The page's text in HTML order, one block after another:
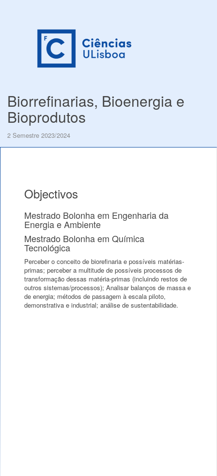
Biorrefinarias, Bioenergia e
Bioprodutos
2 Semestre 2023/2024
Objectivos
Mestrado Bolonha em Engenharia da
Energia e Ambiente
Mestrado Bolonha em Química
Tecnológica
Perceber o conceito de biorefinaria e possíveis matérias-
primas; perceber a multitude de possíveis processos de
transformação dessas matéria-primas (incluindo restos de
outros sistemas/processos); Analisar balanços de massa e
de energia; métodos de passagem à escala piloto,
demonstrativa e industrial; análise de sustentabilidade.